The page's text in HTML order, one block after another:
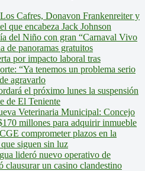
Cafres, Donavon Frankenreiter y
que encabeza Jack Johnson
del Niño con gran “Carnaval Vivo
de panoramas gratuitos
por impacto laboral tras
“Ya tenemos un problema serio
agravarlo
el próximo lunes la suspensión
de El Teniente
Veterinaria Municipal: Concejo
millones para adquirir inmueble
comprometer plazos en la
siguen sin luz
lideró nuevo operativo de
clausurar un casino clandestino